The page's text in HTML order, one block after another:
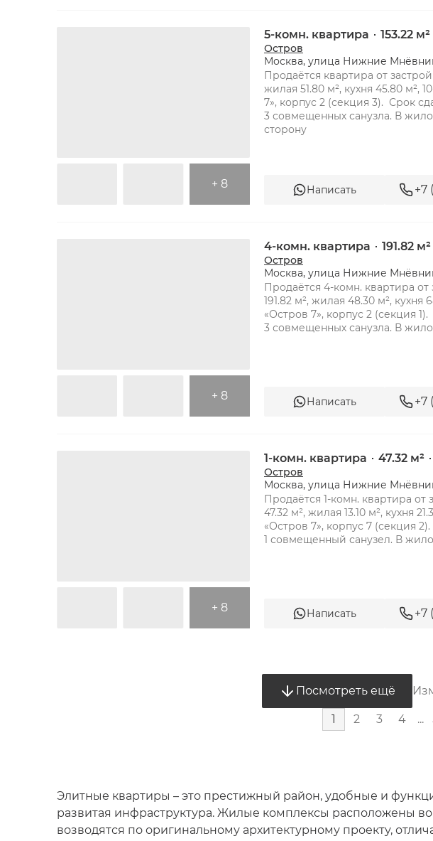
+ 8
5-комн. квартира 153.22 м²
Остров
Москва, улица Нижние
Продаётся квартира от
жилая 51.80 м², кухня 45.80 м²,
7», корпус 2 (секция 3).  Срок
3 совмещенных санузла. В
сторону
Написать +7
+ 8
4-комн. квартира 191.82 м²
Остров
Москва, улица Нижние
Продаётся 4-комн. квартира
191.82 м², жилая 48.30 м², кухня
«Остров 7», корпус 2 (секция
3 совмещенных санузла. В
Написать +7
+ 8
1-комн. квартира 47.32 м²
Остров
Москва, улица Нижние
Продаётся 1-комн. квартира
47.32 м², жилая 13.10 м², кухня
«Остров 7», корпус 7 (секция
Написать +7
Посмотреть ещё
1 2 3 4 ...
Элитные квартиры – это престижный район, удобные и
развитая инфраструктура. Жилые комплексы расположены
возводятся по оригинальному архитектурному проекту,